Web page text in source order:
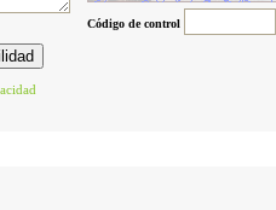
Código de control